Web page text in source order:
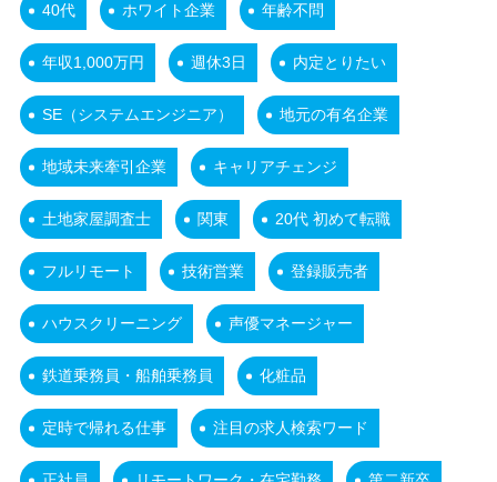
40代 ホワイト企業 年齢不問
年収1,000万円 週休3日 内定とりたい
SE（システムエンジニア） 地元の有名企業
地域未来牽引企業 キャリアチェンジ
土地家屋調査士 関東 20代 初めて転職
フルリモート 技術営業 登録販売者
ハウスクリーニング 声優マネージャー
鉄道乗務員・船舶乗務員 化粧品
定時で帰れる仕事 注目の求人検索ワード